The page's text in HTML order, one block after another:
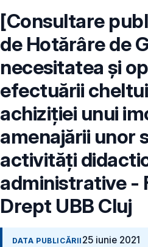
[Consultare
de Hotărâre de
necesitatea și
efectuării
achiziției unui
amenajării unor
activități
administrative -
Drept UBB Cluj
DATA PUBLICĂRII 25 iunie 2021